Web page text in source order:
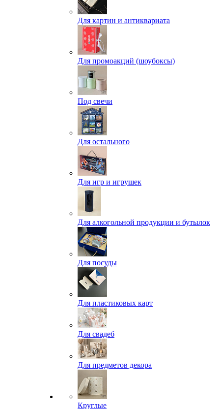
Для картин и антиквариата
Для промоакций (шоубоксы)
Под свечи
Для остального
Для игр и игрушек
Для алкогольной продукции и бутылок
Для посуды
Для пластиковых карт
Для свадеб
Для предметов декора
Круглые